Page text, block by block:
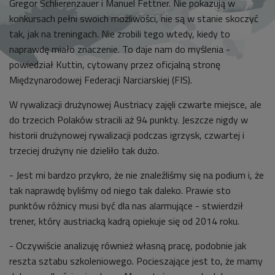
Gregor Schlierenzauer i Manuel Fettner. Nie pokazują w
konkursach pełni swoich możliwości, nie są w stanie skoczyć
tak, jak na treningach. Nie zrobili tego wtedy, kiedy to
naprawdę miało znaczenie. To daje nam do myślenia -
powiedział Kuttin, cytowany przez oficjalną stronę
Międzynarodowej Federacji Narciarskiej (FIS).
W rywalizacji drużynowej Austriacy zajęli czwarte miejsce, ale
do trzecich Polaków stracili aż 94 punkty. Jeszcze nigdy w
historii drużynowej rywalizacji podczas igrzysk, czwartej i
trzeciej drużyny nie dzieliło tak dużo.
- Jest mi bardzo przykro, że nie znaleźliśmy się na podium i, że
tak naprawdę byliśmy od niego tak daleko. Prawie sto
punktów różnicy musi być dla nas alarmujące - stwierdził
trener, który austriacką kadrą opiekuje się od 2014 roku.
- Oczywiście analizuję również własną pracę, podobnie jak
reszta sztabu szkoleniowego. Pocieszające jest to, że mamy